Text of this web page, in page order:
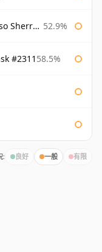
#1068 52.9%
#2311 58.5%
: 良好 一般 有限